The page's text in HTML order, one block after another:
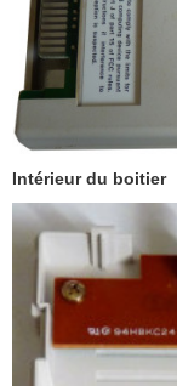
Intérieur du boitier